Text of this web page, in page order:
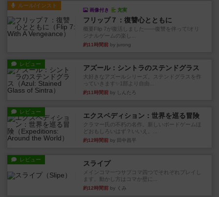
ルール/インスト
画像付き 充実
フリップ７：復讐心とともに
概要Flip 7が復活しました――復讐を伴って!オリ
ジナルゲームの楽し...
約11時間前 by jurong
レビュー アズール：シントラのステンドグラス
大好きなアズールシリーズ。ステンドグラスを作
っていきます✨1部より自由...
約11時間前 by しんたろ
レビュー エクスペディション：世界を巡る冒険
クラマー氏の不朽の名作。新しいボードゲームほ
どおもしろいはず？いいえ。...
約12時間前 by 田中昌平
レビュー スライプ
メインコマ一つサブコマ四つでそれぞれプレイし
ます。動かし方はコマか壁に...
約12時間前 by くみ